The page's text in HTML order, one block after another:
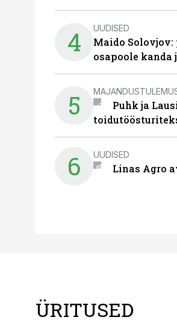
4 UUDISED
Maido
osapoole kanda
5
Puhk ja
6 UUDISED
Linas Agro
ÜRITUSED